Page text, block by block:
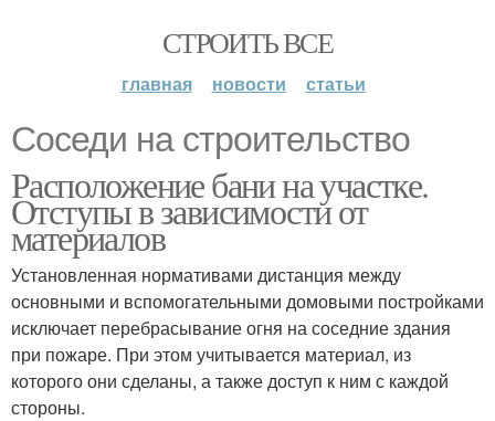
СТРОИТЬ ВСЕ
главная новости статьи
Соседи на строительство
Расположение бани на участке.
Отступы в зависимости от
материалов
Установленная нормативами дистанция между
основными и вспомогательными домовыми постройками
исключает перебрасывание огня на соседние здания
при пожаре. При этом учитывается материал, из
которого они сделаны, а также доступ к ним с каждой
стороны.